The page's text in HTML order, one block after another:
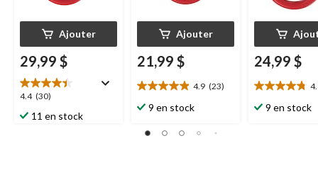
Ajouter
29,99 $
4.4 (30)
4.4
étoile(s)
sur
11 en stock
Ajouter
21,99 $
4.9 (23)
4.9
étoile(s)
5.
9 en stock
24,99 $
4.8
étoile(s)
9 en stock